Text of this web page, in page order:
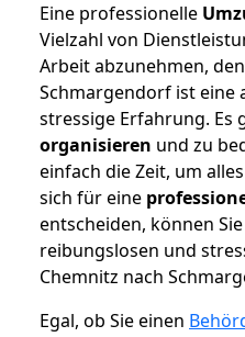
Eine professionelle
Vielzahl von
Arbeit abzunehmen,
Schmargendorf ist eine
stressige Erfahrung. Es
organisieren und zu
einfach die Zeit, um
sich für eine
entscheiden, können
reibungslosen und
Chemnitz nach
Egal, ob Sie einen